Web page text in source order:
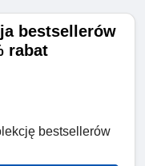
bestsellerów
rabat
bestsellerów